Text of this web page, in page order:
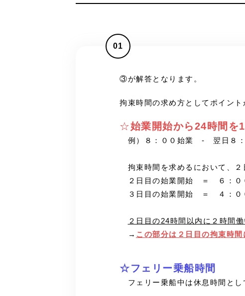
01
③が解答となります。
拘束時間の求め方としてポイント
☆始業開始から24時間を
例）８：００始業 - 翌日８：
拘束時間を求めるにおいて、２
２日目の始業開始 ＝ ６：０
３日目の始業開始 ＝ ４：０
２日目の24時間以内に２時間
→ この部分は２日目の拘束時間
☆フェリー乗船時間
フェリー乗船中は休息時間とし